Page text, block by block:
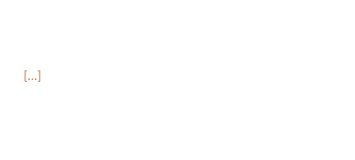
[…]